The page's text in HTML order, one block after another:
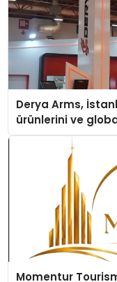
Derya Arms,
ürünlerini ve
Momentur